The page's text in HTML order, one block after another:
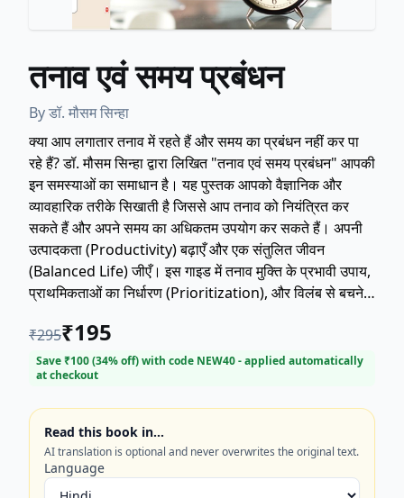
तनाव एवं समय प्रबंधन
Byडॉ. मौसम सिन्हा
क्या आप लगातार तनाव में रहते हैं और समय का प्रबंधन नहीं कर पा
रहे हैं? डॉ. मौसम सिन्हा द्वारा लिखित "तनाव एवं समय प्रबंधन" आपकी
इन समस्याओं का समाधान है। यह पुस्तक आपको वैज्ञानिक और
व्यावहारिक तरीके सिखाती है जिससे आप तनाव को नियंत्रित कर
सकते हैं और अपने समय का अधिकतम उपयोग कर सकते हैं। अपनी
उत्पादकता (Productivity) बढ़ाएँ और एक संतुलित जीवन
(Balanced Life) जीएँ। इस गाइड में तनाव मुक्ति के प्रभावी उपाय,
प्राथमिकताओं का निर्धारण (Prioritization), और विलंब से बचने
प्राप्त करें और एक तनाव-मुक्त, व्यवस्थित जीवन की ओर कदम बढ़ाएं।
(English Translation: Are you constantly stressed
and unable to manage your time? "Tनाव एवं समय
Dr. Mausam Sinha is the solution to these
problems. This book teaches you scientific and
practical ways to control stress and maximize your
time. Increase your productivity and live a
₹295₹195
Save ₹100(34% off) with code NEW40- applied automatically
at checkout
Read this book in…
AI translation is optional and never overwrites the original text.
Language